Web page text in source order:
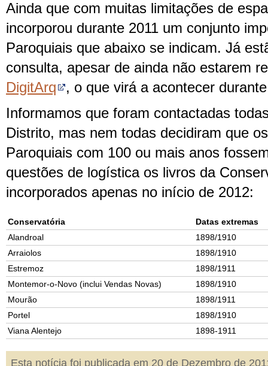
Ainda que com muitas limitações de
incorporou durante 2011 um conjunto
Paroquiais que abaixo se indicam. Já
consulta, apesar de ainda não estarem
DigitArq
, o que virá a acontecer
Informamos que foram contactadas
Distrito, mas nem todas decidiram que
Paroquiais com 100 ou mais anos
questões de logística os livros da
incorporados apenas no início de 2012:
Conservatória
Datas extremas
Alandroal
1898/1910
Arraiolos
1898/1910
Estremoz
1898/1911
Montemor-o-Novo (inclui Vendas Novas)
1898/1910
Mourão
1898/1911
Portel
1898/1910
Viana Alentejo
1898-1911
Esta notícia foi publicada em 20 de Dezembro de